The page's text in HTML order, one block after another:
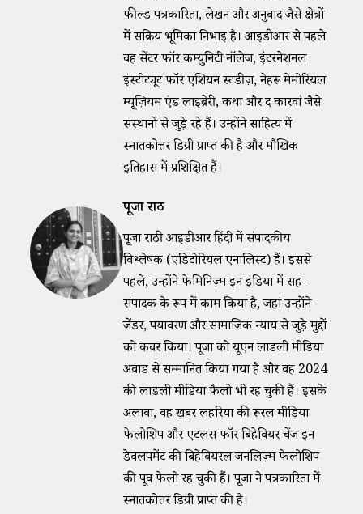
फील्ड पत्रकारिता, लेखन और अनुवाद जैसे क्षेत्रों
में सक्रिय भूमिका निभाई है। ​​आईडीआर​​ से पहले
वह सेंटर फॉर कम्युनिटी नॉलेज, इंटरनेशनल
इंस्टीट्यूट फॉर एशियन स्टडीज़, नेहरू मेमोरियल
म्यूज़ियम एंड लाइब्रेरी, कथा और द कारवां जैसे
संस्थानों से जुड़े रहे हैं। उन्होंने साहित्य में
स्नातकोत्तर डिग्री प्राप्त की है और मौखिक
इतिहास में प्रशिक्षित हैं।​
पूजा राठी
पूजा राठी आईडीआर हिंदी में संपादकीय
विश्लेषक (एडिटोरियल एनालिस्ट) हैं। इससे
पहले, उन्होंने फेमिनिज़्म इन इंडिया में सह-
संपादक के रूप में काम किया है, जहां उन्होंने
जेंडर, पर्यावरण और सामाजिक न्याय से जुड़े मुद्दों
को कवर किया। पूजा को यूएन लाडली मीडिया
अवार्ड से सम्मानित किया गया है और वह 2024
की लाडली मीडिया फैलो भी रह चुकी हैं। इसके
अलावा, वह खबर लहरिया की रूरल मीडिया
फेलोशिप और एटलस फॉर बिहेवियर चेंज इन
डेवलपमेंट की बिहेवियरल जर्नलिज़्म फेलोशिप
की पूर्व फेलो रह चुकी हैं। पूजा ने पत्रकारिता में
स्नातकोत्तर डिग्री प्राप्त की है।